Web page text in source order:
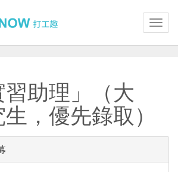
助理」（大
，優先錄取）